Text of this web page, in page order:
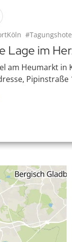
Lage im
am Heumarkt in
Pipinstraße